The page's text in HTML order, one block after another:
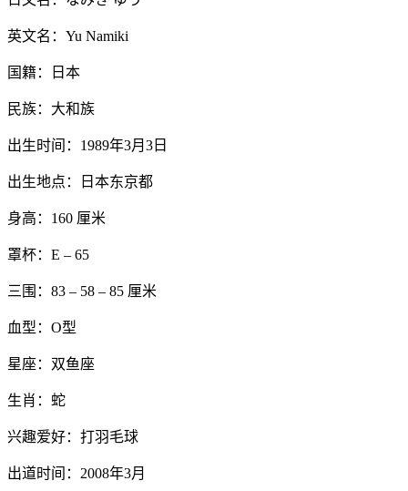
英文名：Yu Namiki
国籍：日本
民族：大和族
出生时间：1989年3月3日
出生地点：日本东京都
身高：160 厘米
罩杯：E – 65
三围：83 – 58 – 85 厘米
血型：O型
星座：双鱼座
生肖：蛇
兴趣爱好：打羽毛球
出道时间：2008年3月